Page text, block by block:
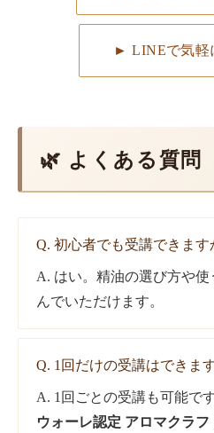
► LINEで気軽
🌿 よくある質問
Q. 初心者でも受講できます
A. はい。精油の選び方や
んでいただけます。
Q. 1回だけの受講はできま
A. 1回ごとの受講も可能で
ウォーレ認定 アロマクラ